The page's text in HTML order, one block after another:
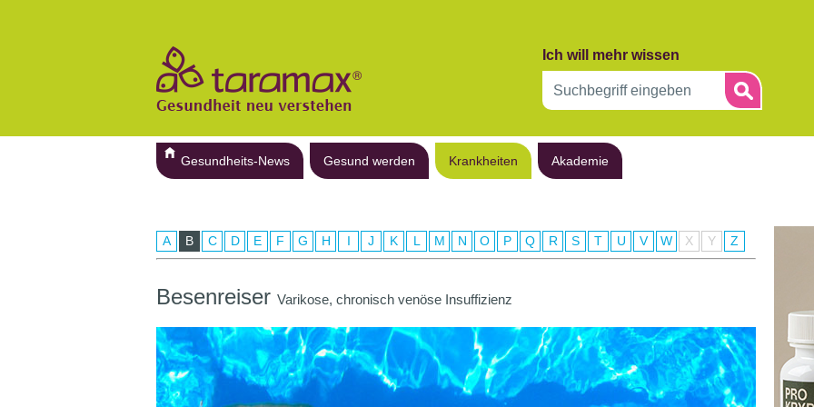
Ich will mehr wissen
Gesundheits-News Gesund werden Krankheiten Akademie
A B C D E F G H I J K L M N O P Q R S T U V W X Y Z
Besenreiser Varikose, chronisch venöse Insuffizienz